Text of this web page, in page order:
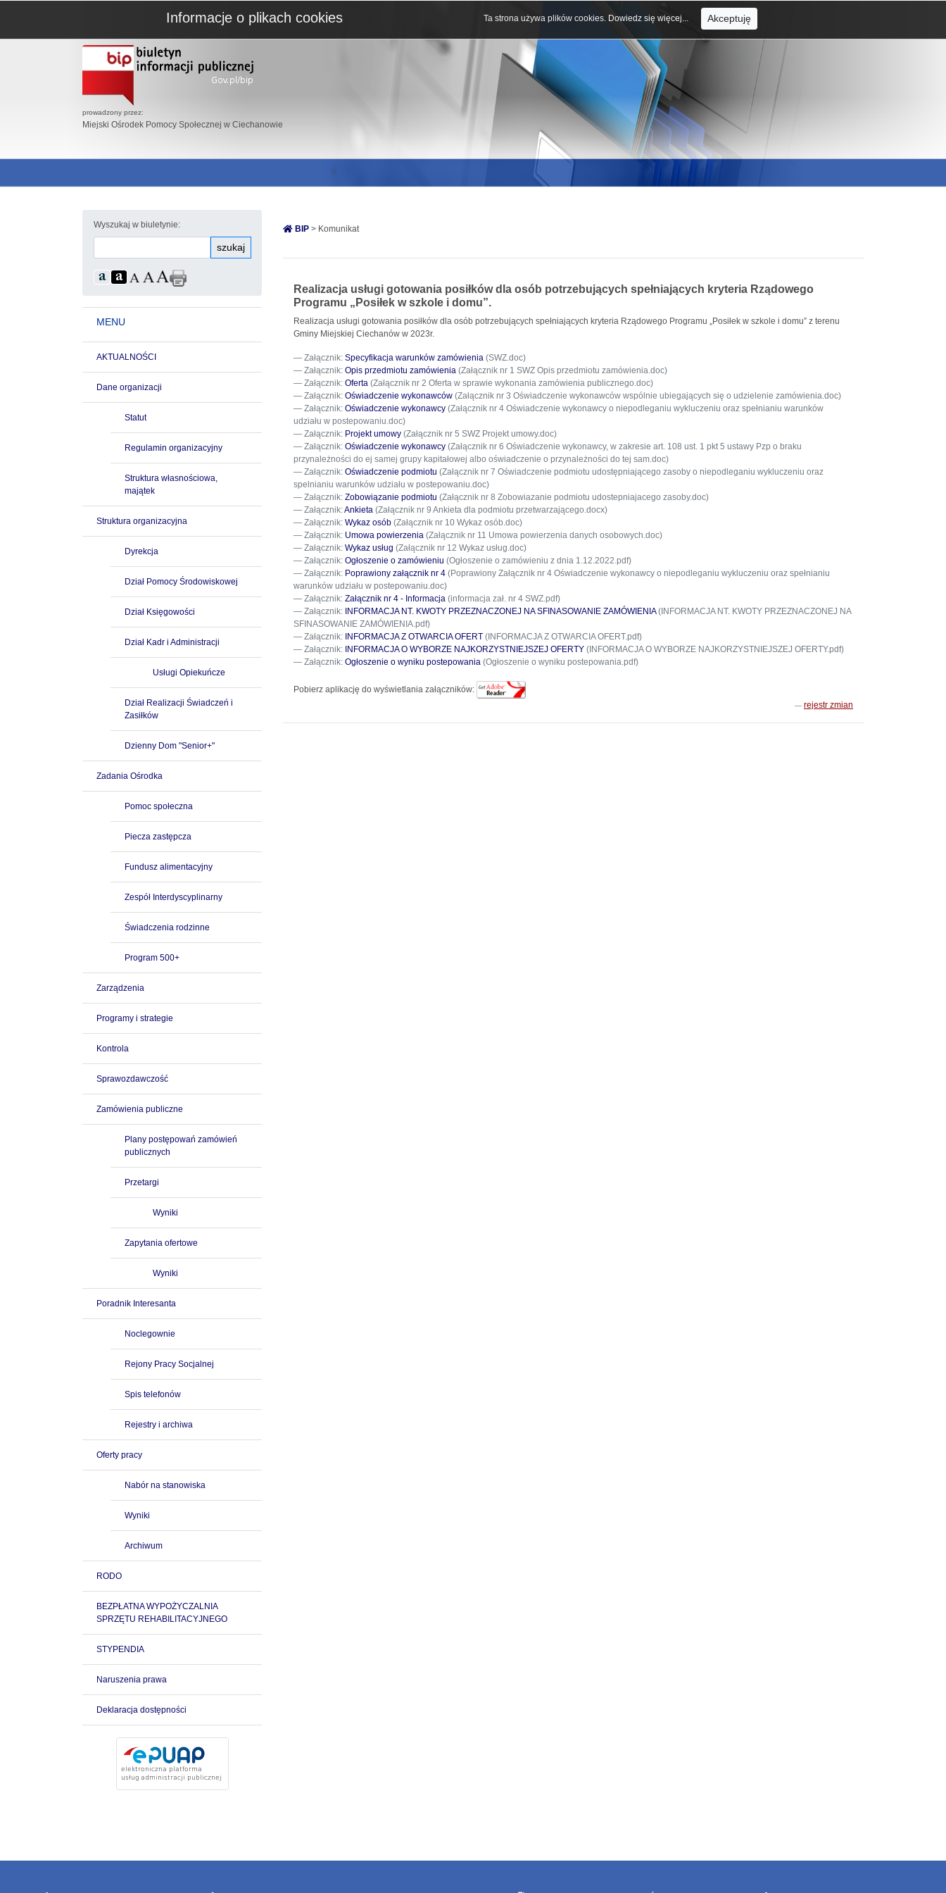
prowadzony przez:
Miejski Ośrodek Pomocy Społecznej w Ciechanowie
Wyszukaj w biuletynie:
szukaj
MENU
AKTUALNOŚCI
Dane organizacji
Statut
Regulamin organizacyjny
Struktura własnościowa,
majątek
Struktura organizacyjna
Dyrekcja
Dział Pomocy Środowiskowej
Dział Księgowości
Dział Kadr i Administracji
Usługi Opiekuńcze
Dział Realizacji Świadczeń i
Zasiłków
Dzienny Dom "Senior+"
Zadania Ośrodka
Pomoc społeczna
Piecza zastępcza
Fundusz alimentacyjny
Zespół Interdyscyplinarny
Świadczenia rodzinne
Program 500+
Zarządzenia
Programy i strategie
Kontrola
Sprawozdawczość
Zamówienia publiczne
Plany postępowań zamówień
publicznych
Przetargi
Wyniki
Zapytania ofertowe
Wyniki
Poradnik Interesanta
Noclegownie
Rejony Pracy Socjalnej
Spis telefonów
Rejestry i archiwa
Oferty pracy
Nabór na stanowiska
Wyniki
Archiwum
RODO
BEZPŁATNA WYPOŻYCZALNIA
SPRZĘTU REHABILITACYJNEGO
STYPENDIA
Naruszenia prawa
Deklaracja dostępności
BIP > Komunikat
Realizacja usługi gotowania posiłków dla osób potrzebujących spełniających kryteria Rządowego
Programu „Posiłek w szkole i domu”.
Realizacja usługi gotowania posiłków dla osób potrzebujących spełniających kryteria Rządowego Programu „Posiłek w szkole i domu” z terenu
Gminy Miejskiej Ciechanów w 2023r.
Załącznik: Specyfikacja warunków zamówienia (SWZ.doc)
Załącznik: Opis przedmiotu zamówienia (Załącznik nr 1 SWZ Opis przedmiotu zamówienia.doc)
Załącznik: Oferta (Załącznik nr 2 Oferta w sprawie wykonania zamówienia publicznego.doc)
Załącznik: Oświadczenie wykonawców (Załącznik nr 3 Oświadczenie wykonawców wspólnie ubiegających się o udzielenie zamówienia.doc)
Załącznik: Oświadczenie wykonawcy (Załącznik nr 4 Oświadczenie wykonawcy o niepodleganiu wykluczeniu oraz spełnianiu warunków
udziału w postepowaniu.doc)
Załącznik: Projekt umowy (Załącznik nr 5 SWZ Projekt umowy.doc)
Załącznik: Oświadczenie wykonawcy (Załącznik nr 6 Oświadczenie wykonawcy, w zakresie art. 108 ust. 1 pkt 5 ustawy Pzp o braku
przynależności do ej samej grupy kapitałowej albo oświadczenie o przynależności do tej sam.doc)
Załącznik: Oświadczenie podmiotu (Załącznik nr 7 Oświadczenie podmiotu udostępniającego zasoby o niepodleganiu wykluczeniu oraz
spelnianiu warunków udziału w postepowaniu.doc)
Załącznik: Zobowiązanie podmiotu (Załącznik nr 8 Zobowiazanie podmiotu udostepniajacego zasoby.doc)
Załącznik:Ankieta (Załącznik nr 9 Ankieta dla podmiotu przetwarzającego.docx)
Załącznik: Wykaz osób (Załącznik nr 10 Wykaz osób.doc)
Załącznik: Umowa powierzenia (Załącznik nr 11 Umowa powierzenia danych osobowych.doc)
Załącznik: Wykaz usług (Załącznik nr 12 Wykaz usług.doc)
Załącznik: Ogłoszenie o zamówieniu (Ogłoszenie o zamówieniu z dnia 1.12.2022.pdf)
Załącznik: Poprawiony załącznik nr 4 (Poprawiony Załącznik nr 4 Oświadczenie wykonawcy o niepodleganiu wykluczeniu oraz spełnianiu
warunków udziału w postepowaniu.doc)
Załącznik: Załącznik nr 4 - Informacja (informacja zał. nr 4 SWZ.pdf)
Załącznik: INFORMACJA NT. KWOTY PRZEZNACZONEJ NA SFINASOWANIE ZAMÓWIENIA(INFORMACJA NT. KWOTY PRZEZNACZONEJ NA
SFINASOWANIE ZAMÓWIENIA.pdf)
Załącznik: INFORMACJA Z OTWARCIA OFERT (INFORMACJA Z OTWARCIA OFERT.pdf)
Załącznik: INFORMACJA O WYBORZE NAJKORZYSTNIEJSZEJ OFERTY (INFORMACJA O WYBORZE NAJKORZYSTNIEJSZEJ OFERTY.pdf)
Załącznik: Ogłoszenie o wyniku postepowania (Ogłoszenie o wyniku postepowania.pdf)
Pobierz aplikację do wyświetlania załączników:
rejestr zmian
Informacje o plikach cookies Ta strona używa plików cookies. Dowiedz się więcej... Akceptuję